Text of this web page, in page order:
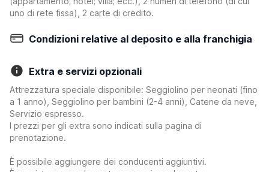
uno di rete fissa), 2 carte di credito.
Condizioni relative al deposito e alla franchigia
Extra e servizi opzionali
Attrezzatura speciale disponibile: Seggiolino per neonati (fino
a 1 anno), Seggiolino per bambini (2-4 anni), Catene da neve,
Servizio espresso.
I prezzi per gli extra sono indicati sulla pagina di
prenotazione.
È possibile aggiungere dei conducenti aggiuntivi.